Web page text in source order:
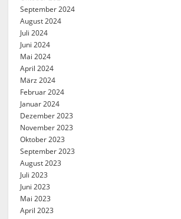
September 2024
August 2024
Juli 2024
Juni 2024
Mai 2024
April 2024
März 2024
Februar 2024
Januar 2024
Dezember 2023
November 2023
Oktober 2023
September 2023
August 2023
Juli 2023
Juni 2023
Mai 2023
April 2023